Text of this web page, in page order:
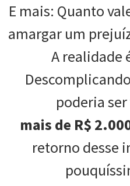
E mais: Quanto
amargar um
A realidade
poderia
mais de R$
retorno desse